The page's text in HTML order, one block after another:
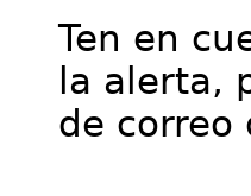
Ten en
la alerta,
de correo